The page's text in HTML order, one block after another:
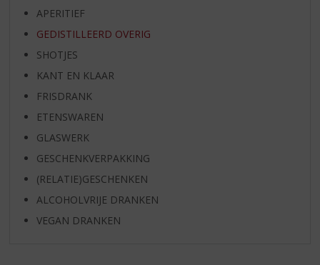
APERITIEF
GEDISTILLEERD OVERIG
SHOTJES
KANT EN KLAAR
FRISDRANK
ETENSWAREN
GLASWERK
GESCHENKVERPAKKING
(RELATIE)GESCHENKEN
ALCOHOLVRIJE DRANKEN
VEGAN DRANKEN